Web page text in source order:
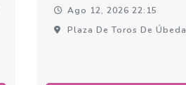
Ago 12, 2026 22:15
Plaza De Toros De Úbeda